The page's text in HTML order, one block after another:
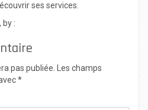
ses services.
by :
pas publiée.
Les champs
*